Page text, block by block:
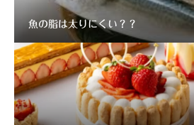
魚の脂は太りにくい？？